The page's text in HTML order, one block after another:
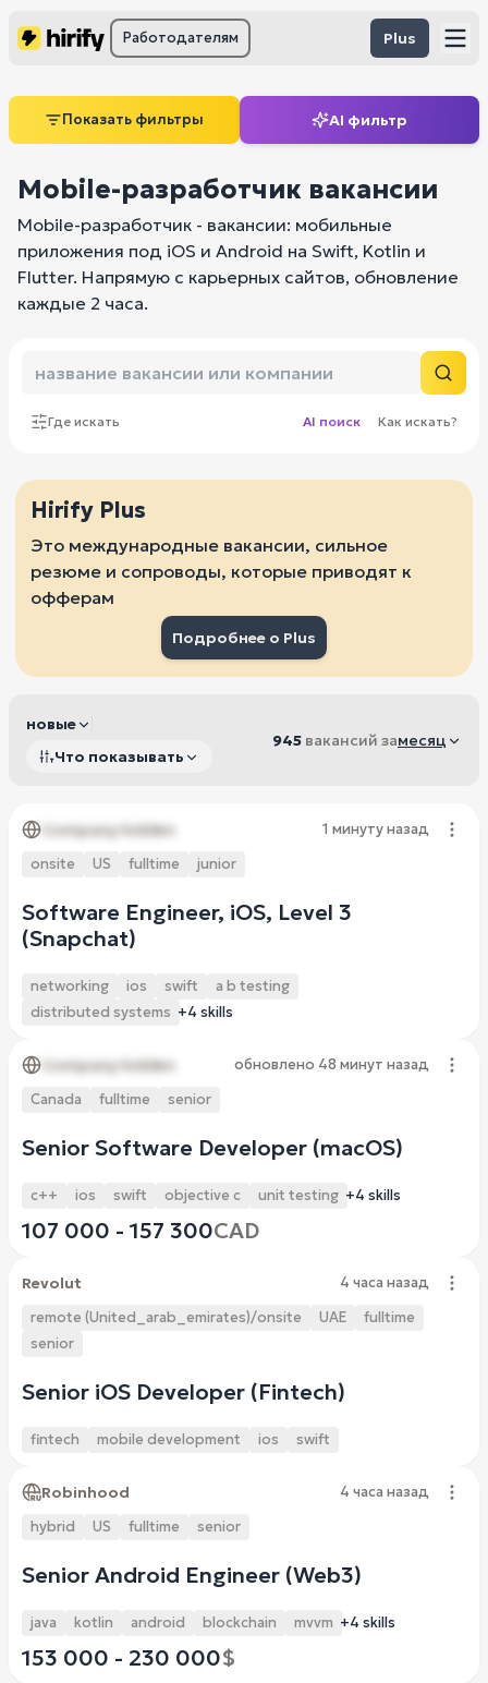
Работодателям Plus
Показать фильтры AI фильтр
Mobile-разработчик вакансии
Mobile-разработчик - вакансии: мобильные
приложения под iOS и Android на Swift, Kotlin и
Flutter. Напрямую с карьерных сайтов, обновление
каждые 2 часа.
Где искать AI поиск Как искать?
Hirify Plus
Это международные вакансии, сильное
резюме и сопроводы, которые приводят к
офферам
Подробнее о Plus
новые
Что показывать
945 вакансий замесяц
Company hidden
onsite US fulltime junior
1 минуту назад
Software Engineer, iOS, Level 3
(Snapchat)
networking ios swift
a b testing
distributed systems +4 skills
Company hidden
Canada fulltime senior
обновлено 48 минут назад
Senior Software Developer (macOS)
c++ ios swift objective c unit testing +4 skills
107 000 - 157 300CAD
Revolut
remote (United_arab_emirates)/onsite UAE
fulltime
senior
4 часа назад
Senior iOS Developer (Fintech)
fintech mobile development ios swift
Robinhood
hybrid US fulltime senior
4 часа назад
Senior Android Engineer (Web3)
java kotlin android blockchain mvvm +4 skills
153 000 - 230 000$